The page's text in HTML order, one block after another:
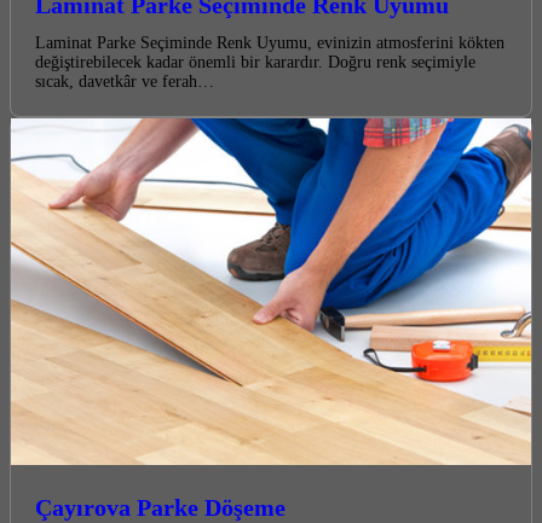
Laminat Parke Seçiminde Renk Uyumu, evinizin atmosferini kökten
değiştirebilecek kadar önemli bir karardır. Doğru renk seçimiyle
sıcak, davetkâr ve ferah…
Çayırova Parke Döşeme